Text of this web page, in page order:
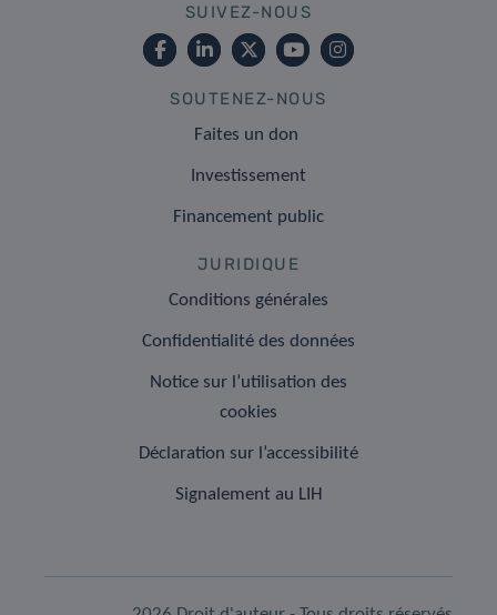
SUIVEZ-NOUS
SOUTENEZ-NOUS
Faites un don
Investissement
Financement public
JURIDIQUE
Conditions générales
Confidentialité des données
Notice sur l’utilisation des
cookies
Déclaration sur l’accessibilité
Signalement au LIH